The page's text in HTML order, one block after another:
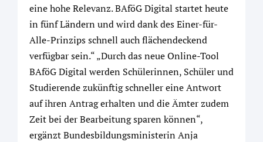
eine hohe Relevanz. BAföG Digital startet heute
in fünf Ländern und wird dank des Einer-für-
Alle-Prinzips schnell auch flächendeckend
verfügbar sein.“ „Durch das neue Online-Tool
BAföG Digital werden Schülerinnen, Schüler und
Studierende zukünftig schneller eine Antwort
auf ihren Antrag erhalten und die Ämter zudem
Zeit bei der Bearbeitung sparen können“,
ergänzt Bundesbildungsministerin Anja